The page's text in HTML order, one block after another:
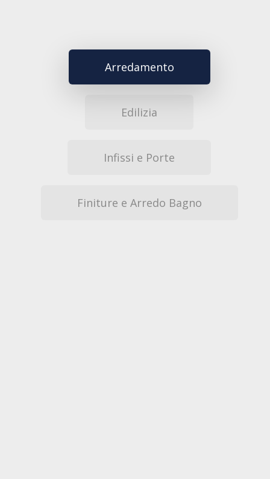
Arredamento
Edilizia
Infissi e Porte
Finiture e Arredo Bagno